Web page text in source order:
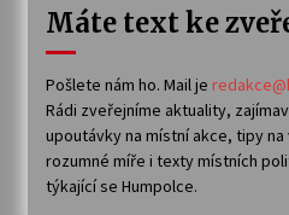
Máte text ke
Pošlete nám ho. Mail je
Rádi zveřejníme aktuality,
upoutávky na místní akce, tipy
rozumné míře i texty místních
týkající se Humpolce.